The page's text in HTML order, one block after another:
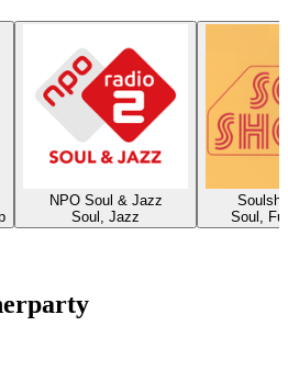
NPO Soul & Jazz
Soul, Jazz
Soul,